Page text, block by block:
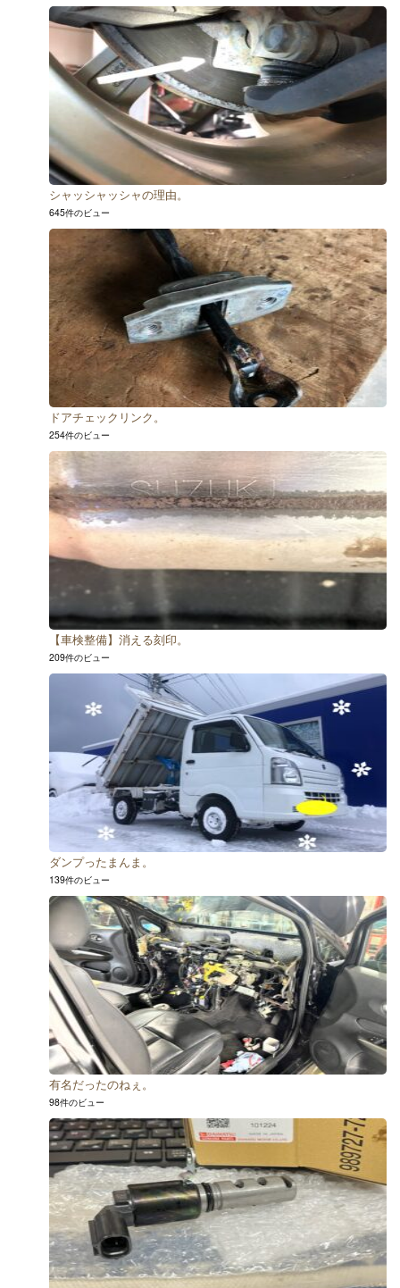
シャッシャッシャの理由。
645件のビュー
ドアチェックリンク。
254件のビュー
【車検整備】消える刻印。
209件のビュー
ダンプったまんま。
139件のビュー
有名だったのねぇ。
98件のビュー